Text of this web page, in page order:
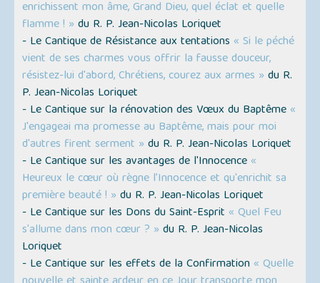
enrichissent mon âme, Grand Dieu, quel éclat et quelle
flamme ! » du R. P. Jean-Nicolas Loriquet
- Le Cantique de Résistance aux tentations « Si le péché
vient de ses charmes vous offrir la fausse douceur,
résistez-lui d'abord, Chrétiens, courez aux armes » du R.
P. Jean-Nicolas Loriquet
- Le Cantique sur la rénovation des Vœux du Baptême «
J'engageai ma promesse au Baptême, mais pour moi
d'autres firent serment » du R. P. Jean-Nicolas Loriquet
- Le Cantique sur les avantages de l'Innocence «
Heureux le cœur où règne l’Innocence et qu'enrichit sa
première beauté ! » du R. P. Jean-Nicolas Loriquet
- Le Cantique sur les Dons du Saint-Esprit « Quel Feu
s'allume dans mon cœur ? » du R. P. Jean-Nicolas
Loriquet
- Le Cantique sur les effets de la Confirmation « Quelle